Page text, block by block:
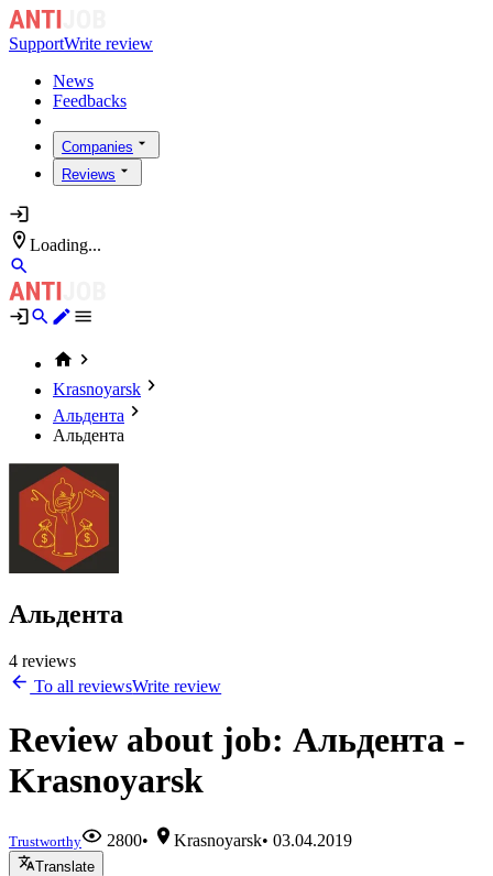
SupportWrite review
News
Feedbacks
Companies
Reviews
Loading...
Krasnoyarsk
Альдента
Альдента
Альдента
4 reviews
To all reviewsWrite review
Review about job: Альдента -
Krasnoyarsk
Trustworthy 2800• Krasnoyarsk•03.04.2019
Translate